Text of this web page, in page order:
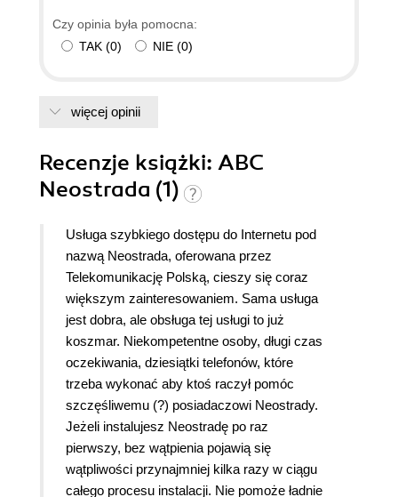
Czy opinia była pomocna:
TAK (0) NIE (0)
więcej opinii
Recenzje książki: ABC
Neostrada (1)
Usługa szybkiego dostępu do Internetu pod
nazwą Neostrada, oferowana przez
Telekomunikację Polską, cieszy się coraz
większym zainteresowaniem. Sama usługa
jest dobra, ale obsługa tej usługi to już
koszmar. Niekompetentne osoby, długi czas
oczekiwania, dziesiątki telefonów, które
trzeba wykonać aby ktoś raczył pomóc
szczęśliwemu (?) posiadaczowi Neostrady.
Jeżeli instalujesz Neostradę po raz
pierwszy, bez wątpienia pojawią się
wątpliwości przynajmniej kilka razy w ciągu
całego procesu instalacji. Nie pomoże ładnie